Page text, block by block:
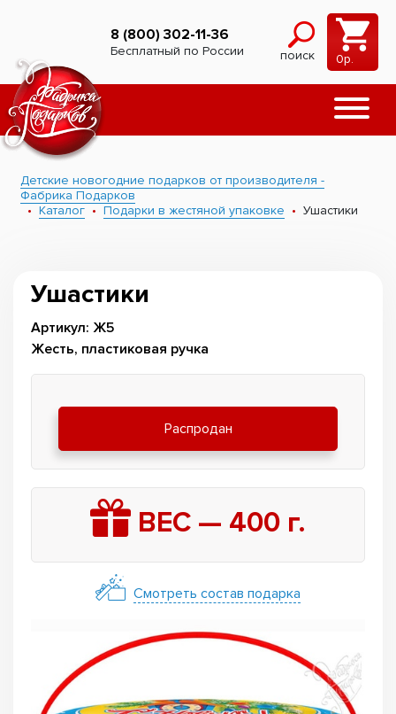
8 (800) 302-11-36
Бесплатный по России поиск 0р.
Детские новогодние подарков от производителя -
Фабрика Подарков
Каталог
Подарки в жестяной упаковке Ушастики
Ушастики
Артикул: Ж5
Жесть, пластиковая ручка
Распродан
ВЕС — 400 г.
Смотреть состав подарка